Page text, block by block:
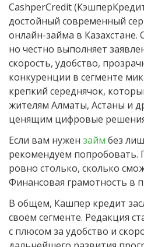
CashperCredit
достойный современный
онлайн-займа в Казахстане.
но честно выполняет
скорость, удобство,
конкуренции в сегменте
крепкий середнячок,
жителям Алматы, Астаны и
ценящим цифровые
Если вам нужен займ без
рекомендуем попробовать.
ровно столько, сколько
Финансовая грамотность в
В общем, Кашпер кредит
своём сегменте. Редакция
с плюсом за удобство и